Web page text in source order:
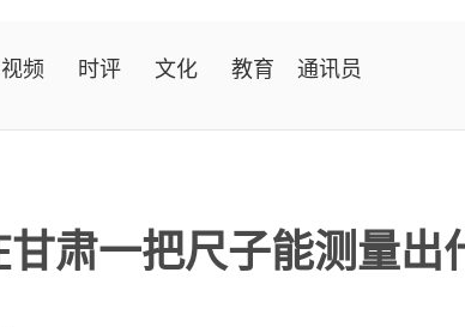
视频 时评 文化 教育 通讯员
肃一把尺子能测量出